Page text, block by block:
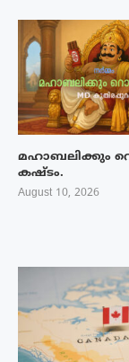
മഹാബലിക്കും
കഷ്ടം.
August 10, 2026